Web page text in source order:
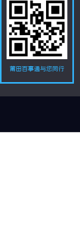
莆田百事通与您同行